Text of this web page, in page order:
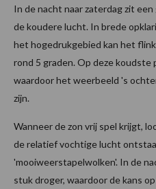
In de nacht naar zaterdag zit
de koudere lucht. In brede
het hogedrukgebied kan het
rond 5 graden. Op deze koudste
waardoor het weerbeeld 's
zijn.
Wanneer de zon vrij spel krijgt,
de relatief vochtige lucht
'mooiweerstapelwolken'. In de
stuk droger, waardoor de kans